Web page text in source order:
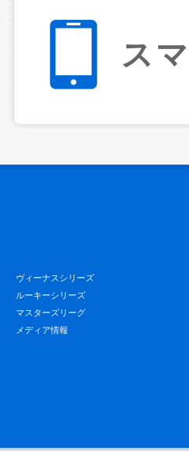
ス
ヴィーナスシリーズ
ルーキーシリーズ
マスターズリーグ
メディア情報